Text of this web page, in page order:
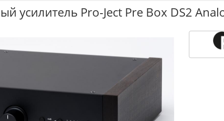
усилитель Pro-Ject Pre Box DS2